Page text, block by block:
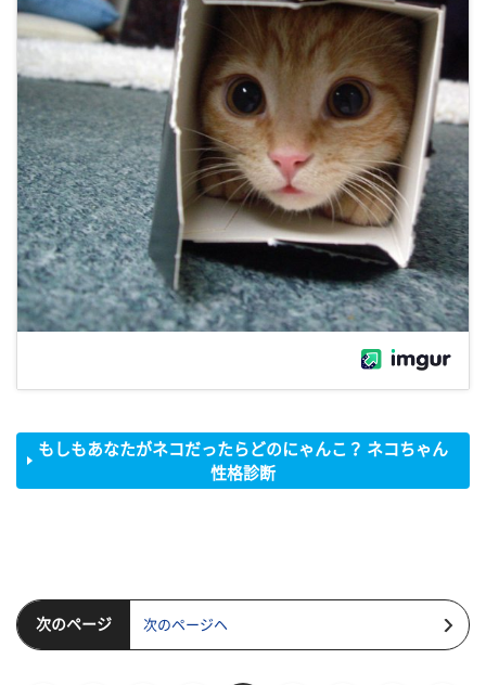
もしもあなたがネコだったらどのにゃんこ？ ネコちゃん
性格診断
次のページ 次のページヘ